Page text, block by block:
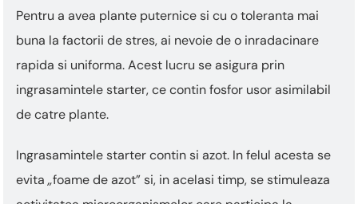
Pentru a avea plante puternice si cu o toleranta mai
buna la factorii de stres, ai nevoie de o inradacinare
rapida si uniforma. Acest lucru se asigura prin
ingrasamintele starter, ce contin fosfor usor asimilabil
de catre plante.
Ingrasamintele starter contin si azot. In felul acesta se
evita „foame de azot” si, in acelasi timp, se stimuleaza